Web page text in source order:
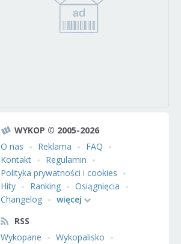
WYKOP © 2005-2026
O nas
Reklama
FAQ
Kontakt
Regulamin
Polityka prywatności i cookies
Hity
Ranking
Osiągnięcia
Changelog
więcej
RSS
Wykopane
Wykopalisko